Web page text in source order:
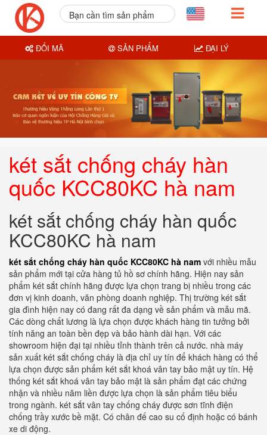
két sắt chống cháy hàn
quốc KCC80KC hà nam
két sắt chống cháy hàn quốc
KCC80KC hà nam
két sắt chống cháy hàn quốc KCC80KC hà nam với nhiều mẫu
sản phẩm mới tại cửa hàng tủ hồ sơ chính hãng. Hiện nay sản
phẩm két sắt chính hãng được lựa chọn trang bị nhiều trong các
đơn vị kinh doanh, văn phòng doanh nghiệp. Thị trường két sắt
gia đình hiện nay có đang rất đa dạng về sản phẩm và mẫu mã.
Các dòng chất lương là lựa chọn được khách hàng tin tưởng bởi
tính năng an toàn bền đẹp và bảo hành dài hạn. Với các
showroom hiện đại tại nhiều tỉnh thành trên cả nước. nhà máy
sản xuất két sắt chống cháy là địa chỉ uy tín để khách hàng có thể
lựa chọn được sản phẩm két sắt khoá vân tay bảo mật uy tín. Hệ
thống két sắt khoá vân tay bảo mật là sản phẩm đạt các chứng
nhận và nhiều năm liền được lựa chọn là sản phẩm tiêu biểu
trong ngành. két sắt vân tay chống cháy được sơn tĩnh điện
chống trầy xước bề mặt. Có chân đế cao su cố định hoặc có bánh
xe di động.
Bạn cần tìm sản phẩm
ĐỔI MÃ SẢN PHẨM ĐẠI LÝ